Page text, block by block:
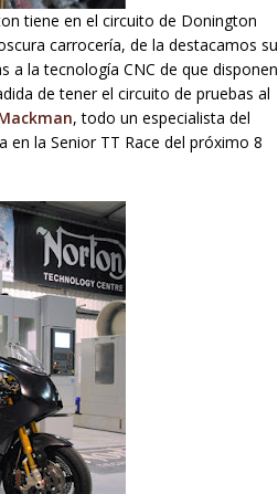
tiene en el circuito de Donington
carrocería, de la destacamos su
a la tecnología CNC de que disponen
de tener el circuito de pruebas al
, todo un especialista del
en la Senior TT Race del próximo 8